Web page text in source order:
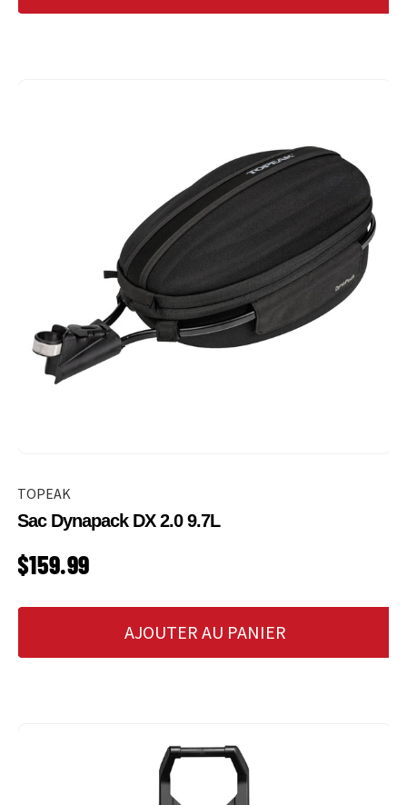
TOPEAK
Sac Dynapack DX 2.0 9.7L
PRIX HABITUEL
$159.99
AJOUTER AU PANIER